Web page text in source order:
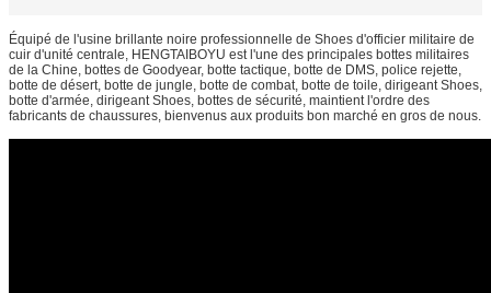
Équipé de l'usine brillante noire professionnelle de Shoes d'officier militaire de
cuir d'unité centrale, HENGTAIBOYU est l'une des principales bottes militaires
de la Chine, bottes de Goodyear, botte tactique, botte de DMS, police rejette,
botte de désert, botte de jungle, botte de combat, botte de toile, dirigeant Shoes,
botte d'armée, dirigeant Shoes, bottes de sécurité, maintient l'ordre des
fabricants de chaussures, bienvenus aux produits bon marché en gros de nous.